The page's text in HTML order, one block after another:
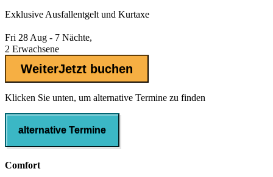
Exklusive Ausfallentgelt und Kurtaxe
Fri 28 Aug - 7 Nächte,
2 Erwachsene
WeiterJetzt buchen
Klicken Sie unten, um alternative Termine zu finden
alternative Termine
Comfort